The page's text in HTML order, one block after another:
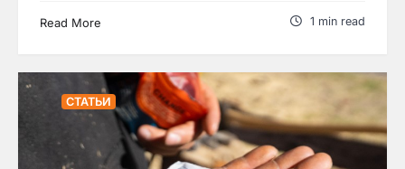
Read More 1 min read
СТАТЬИ